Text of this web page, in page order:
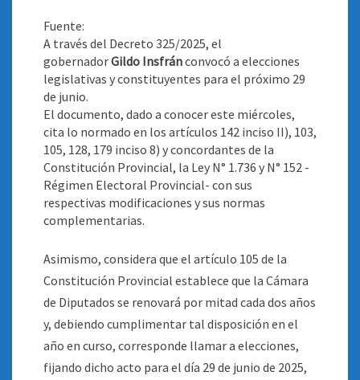
Fuente:
A través del Decreto 325/2025, el
gobernadorGildo Insfránconvocó a elecciones
legislativas y constituyentes para el próximo 29
de junio.
El documento, dado a conocer este miércoles,
cita lo normado en los artículos 142 inciso II), 103,
105, 128, 179 inciso 8) y concordantes de la
Constitución Provincial, la Ley N° 1.736 y N° 152 -
Régimen Electoral Provincial- con sus
respectivas modificaciones y sus normas
complementarias.
Asimismo, considera que el artículo 105 de la
Constitución Provincial establece que la Cámara
de Diputados se renovará por mitad cada dos años
y, debiendo cumplimentar tal disposición en el
año en curso, corresponde llamar a elecciones,
fijando dicho acto para el día 29 de junio de 2025,